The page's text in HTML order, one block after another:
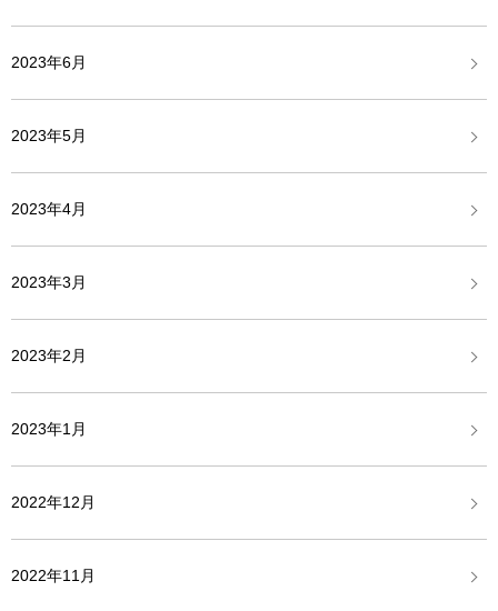
2023年6月
2023年5月
2023年4月
2023年3月
2023年2月
2023年1月
2022年12月
2022年11月